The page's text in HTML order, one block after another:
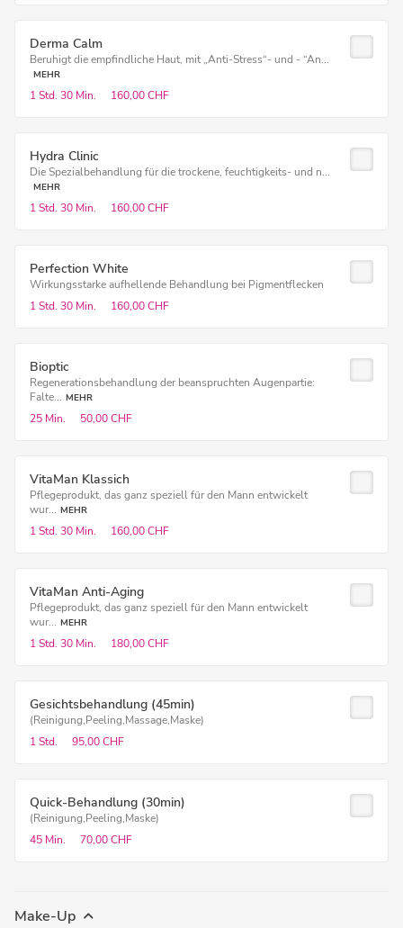
Derma Calm
Beruhigt die empfindliche Haut, mit „Anti-Stress“- und - “An...
MEHR
1 Std. 30 Min. 160,00 CHF
Hydra Clinic
Die Spezialbehandlung für die trockene, feuchtigkeits- und n...
MEHR
1 Std. 30 Min. 160,00 CHF
Perfection White
Wirkungsstarke aufhellende Behandlung bei Pigmentflecken
1 Std. 30 Min. 160,00 CHF
Bioptic
Regenerationsbehandlung der beanspruchten Augenpartie:
Falte... MEHR
25 Min. 50,00 CHF
VitaMan Klassich
Pflegeprodukt, das ganz speziell für den Mann entwickelt
wur... MEHR
1 Std. 30 Min. 160,00 CHF
VitaMan Anti-Aging
Pflegeprodukt, das ganz speziell für den Mann entwickelt
wur... MEHR
1 Std. 30 Min. 180,00 CHF
Gesichtsbehandlung (45min)
(Reinigung,Peeling,Massage,Maske)
1 Std.
95,00 CHF
Quick-Behandlung (30min)
(Reinigung,Peeling,Maske)
45 Min.
70,00 CHF
Make-Up